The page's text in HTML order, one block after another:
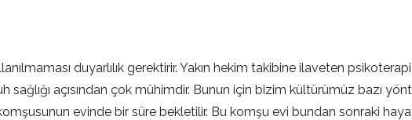
duyarlılık gerektirir. Yakın hekim takibine ilaveten
sağlığı açısından çok mühimdir. Bunun için bizim kültürümüz bazı
evinde bir süre bekletilir. Bu komşu evi bundan sonraki